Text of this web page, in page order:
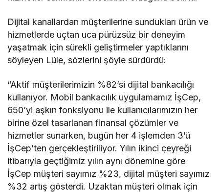
Dijital kanallardan müşterilerine sundukları ürün ve
hizmetlerde uçtan uca pürüzsüz bir deneyim
yaşatmak için sürekli geliştirmeler yaptıklarını
söyleyen Lüle, sözlerini şöyle sürdürdü:
“Aktif müşterilerimizin %82’si dijital bankacılığı
kullanıyor. Mobil bankacılık uygulamamız İşCep,
650’yi aşkın fonksiyonu ile kullanıcılarımızın her
birine özel tasarlanan finansal çözümler ve
hizmetler sunarken, bugün her 4 işlemden 3’ü
İşCep’ten gerçekleştiriliyor. Yılın ikinci çeyreği
itibarıyla geçtiğimiz yılın aynı dönemine göre
İşCep müşteri sayımız %23, dijital müşteri sayımız
%32 artış gösterdi. Uzaktan müşteri olmak için